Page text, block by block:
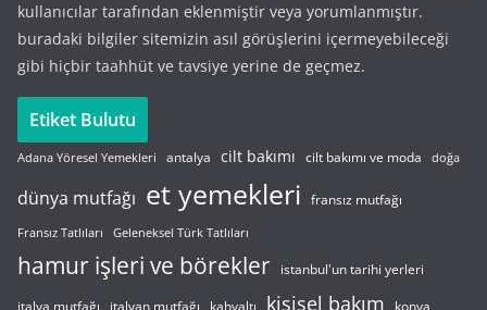
kullanıcılar tarafından eklenmiştir veya yorumlanmıştır.
buradaki bilgiler sitemizin asıl görüşlerini içermeyebileceği
gibi hiçbir taahhüt ve tavsiye yerine de geçmez.
Etiket Bulutu
Adana Yöresel Yemekleri antalya cilt bakımı cilt bakımı ve moda doğa
dünya mutfağı et yemekleri fransız mutfağı
Fransız Tatlıları Geleneksel Türk Tatlıları
hamur işleri ve börekler istanbul'un tarihi yerleri
italya mutfağı kahvaltı kişisel bakım konya